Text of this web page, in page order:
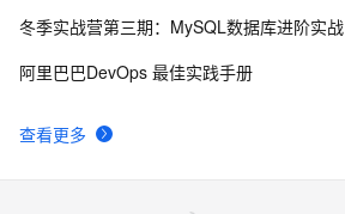
查看更多
冬季实战营第三期：MySQL数据库进阶实战
阿里巴巴DevOps 最佳实践手册